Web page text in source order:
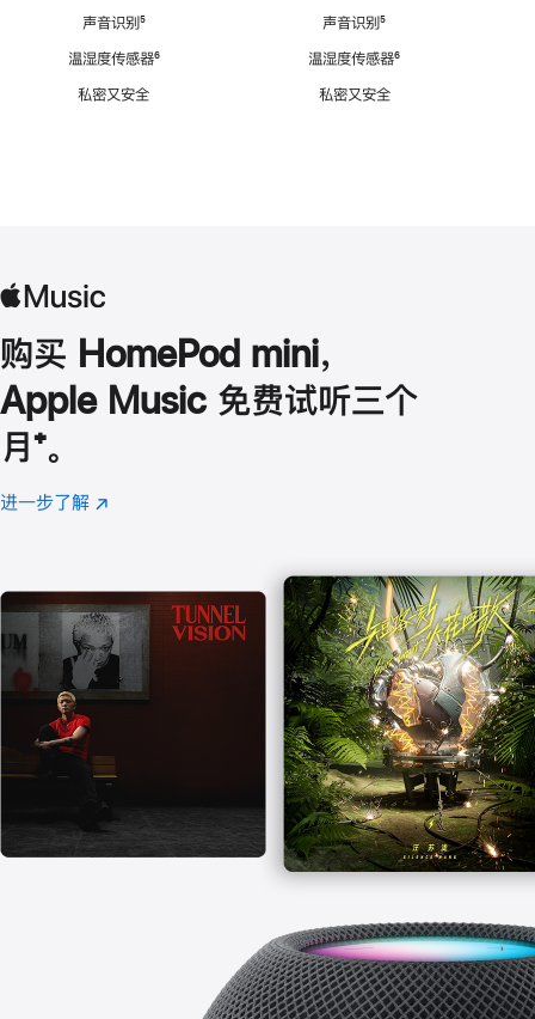
声音识别脚
⁵
温湿度传感器脚
⁶
私密又安全
声音识别脚
⁵
温湿度传感器脚
⁶
私密又安全
购买 HomePod mini，
Apple Music 免费试听三个
月 脚
注
⁺。
进一步了解 Apple
(在
口
中
打
开)